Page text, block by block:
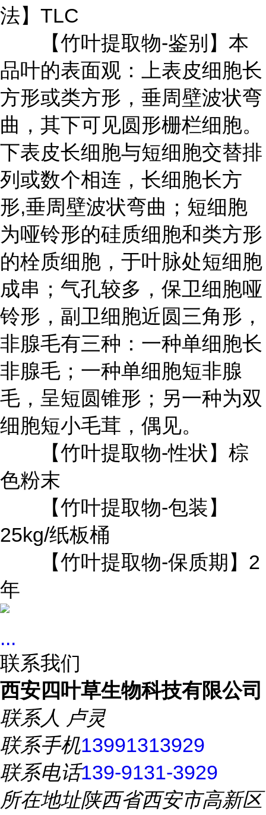
法】TLC
【竹叶提取物-鉴别】本
品叶的表面观：上表皮细胞长
方形或类方形，垂周壁波状弯
曲，其下可见圆形栅栏细胞。
下表皮长细胞与短细胞交替排
列或数个相连，长细胞长方
形,垂周壁波状弯曲；短细胞
为哑铃形的硅质细胞和类方形
的栓质细胞，于叶脉处短细胞
成串；气孔较多，保卫细胞哑
铃形，副卫细胞近圆三角形，
非腺毛有三种：一种单细胞长
非腺毛；一种单细胞短非腺
毛，呈短圆锥形；另一种为双
细胞短小毛茸，偶见。
【竹叶提取物-性状】棕
色粉末
【竹叶提取物-包装】
25kg/纸板桶
【竹叶提取物-保质期】2
年
...
联系我们
西安四叶草生物科技有限公司
联系人 卢灵
联系手机13991313929
联系电话139-9131-3929
所在地址陕西省西安市高新区